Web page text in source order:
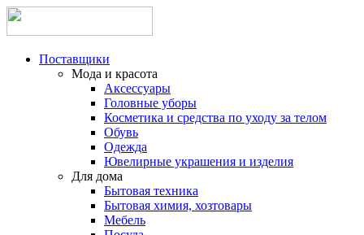
Поставщики
Мода и красота
Аксессуары
Головные уборы
Косметика и средства по уходу за телом
Обувь
Одежда
Ювелирные украшения и изделия
Для дома
Бытовая техника
Бытовая химия, хозтовары
Мебель